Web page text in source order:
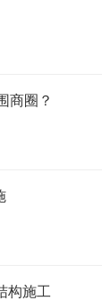
商圈？
构施工